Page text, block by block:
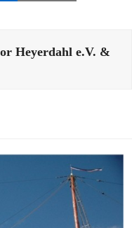
Heyerdahl e.V. &